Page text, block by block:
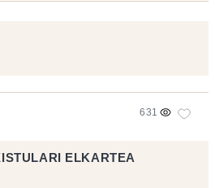
631
ELKARTEA